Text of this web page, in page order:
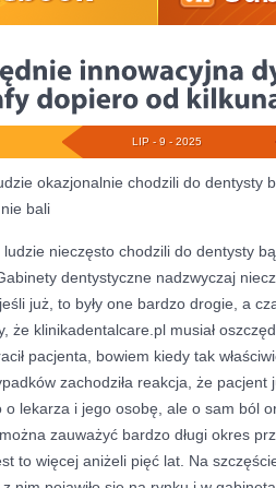
LIP - 9 - 2025
okazjonalnie chodzili do dentysty
bali
ludzie nieczęsto chodzili do dentysty
dentystyczne nadzwyczaj
już, to były one bardzo drogie, a
że klinikadentalcare.pl musiał
pacjenta, bowiem kiedy tak
zachodziła reakcja, że
o lekarza i jego osobę, ale o sam ból
zauważyć bardzo długi okres
to więcej aniżeli pięć lat. Na